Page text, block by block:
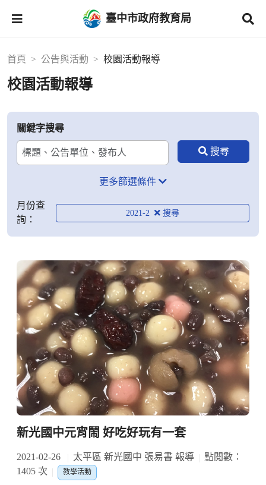
臺中市政府教育局
首頁 公告與活動 校園活動報導
校園活動報導
關鍵字搜尋
更多篩選條件
月份查
詢：
2021-2
新光國中元宵鬧 好吃好玩有一套
2021-02-26 太平區 新光國中 張易書 報導
點閱數：
1405 次
教學活動